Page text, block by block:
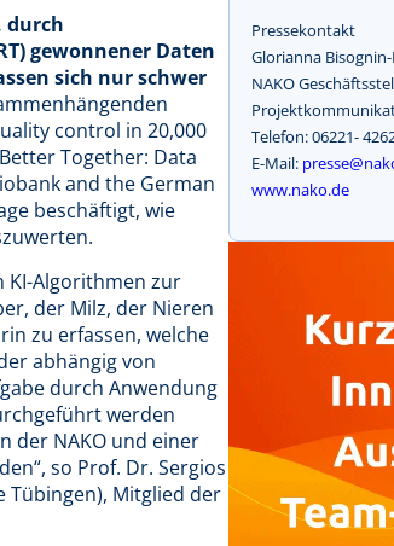
durch
gewonnener Daten
sich nur schwer
control in 20,000
Together: Data
and the German
beschäftigt, wie
KI-Algorithmen zur
der Milz, der Nieren
zu erfassen, welche
abhängig von
durch Anwendung
werden
der NAKO und einer
so Prof. Dr. Sergios
Tübingen), Mitglied der
Pressekontakt
Glorianna
NAKO
Telefon: 06221-
E-Mail:
www.nako.de